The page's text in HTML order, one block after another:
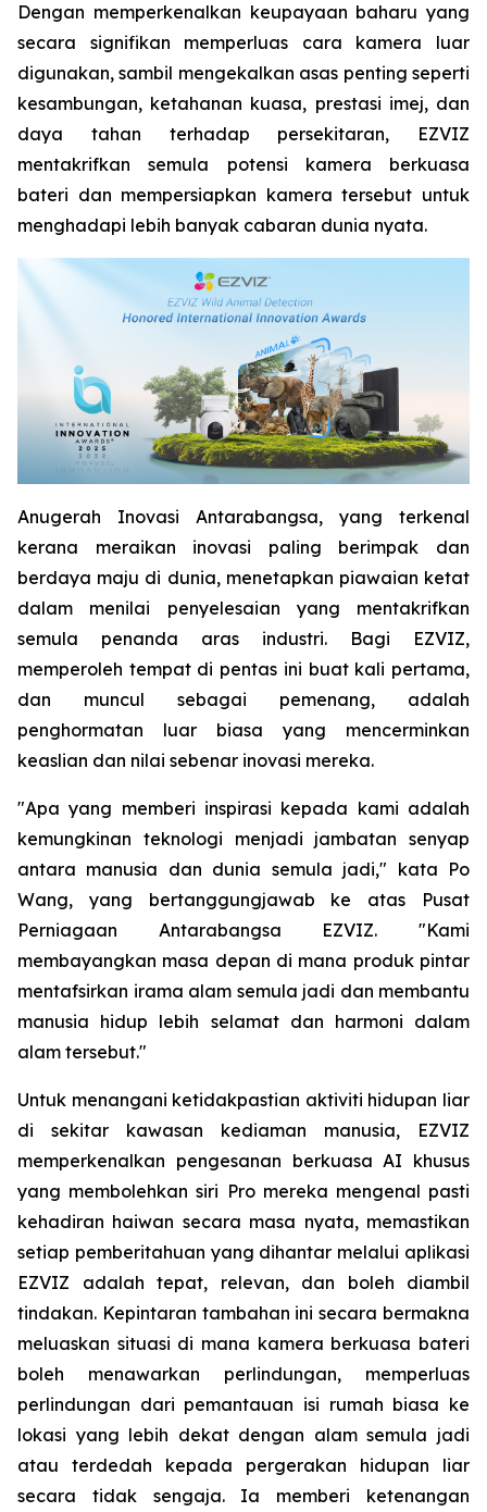
Dengan memperkenalkan keupayaan baharu yang
secara signifikan memperluas cara kamera luar
digunakan, sambil mengekalkan asas penting seperti
kesambungan, ketahanan kuasa, prestasi imej, dan
daya tahan terhadap persekitaran, EZVIZ
mentakrifkan semula potensi kamera berkuasa
bateri dan mempersiapkan kamera tersebut untuk
menghadapi lebih banyak cabaran dunia nyata.
Anugerah Inovasi Antarabangsa, yang terkenal
kerana meraikan inovasi paling berimpak dan
berdaya maju di dunia, menetapkan piawaian ketat
dalam menilai penyelesaian yang mentakrifkan
semula penanda aras industri. Bagi EZVIZ,
memperoleh tempat di pentas ini buat kali pertama,
dan muncul sebagai pemenang, adalah
penghormatan luar biasa yang mencerminkan
keaslian dan nilai sebenar inovasi mereka.
"Apa yang memberi inspirasi kepada kami adalah
kemungkinan teknologi menjadi jambatan senyap
antara manusia dan dunia semula jadi," kata Po
Wang, yang bertanggungjawab ke atas Pusat
Perniagaan Antarabangsa EZVIZ. "Kami
membayangkan masa depan di mana produk pintar
mentafsirkan irama alam semula jadi dan membantu
manusia hidup lebih selamat dan harmoni dalam
alam tersebut."
Untuk menangani ketidakpastian aktiviti hidupan liar
di sekitar kawasan kediaman manusia, EZVIZ
memperkenalkan pengesanan berkuasa AI khusus
yang membolehkan siri Pro mereka mengenal pasti
kehadiran haiwan secara masa nyata, memastikan
setiap pemberitahuan yang dihantar melalui aplikasi
EZVIZ adalah tepat, relevan, dan boleh diambil
tindakan. Kepintaran tambahan ini secara bermakna
meluaskan situasi di mana kamera berkuasa bateri
boleh menawarkan perlindungan, memperluas
perlindungan dari pemantauan isi rumah biasa ke
lokasi yang lebih dekat dengan alam semula jadi
atau terdedah kepada pergerakan hidupan liar
secara tidak sengaja. Ia memberi ketenangan